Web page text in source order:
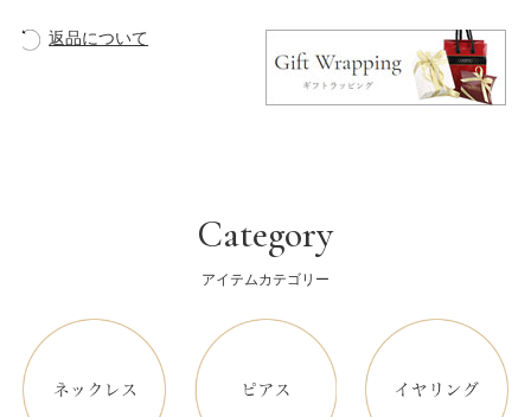
返品について
Category
アイテムカテゴリー